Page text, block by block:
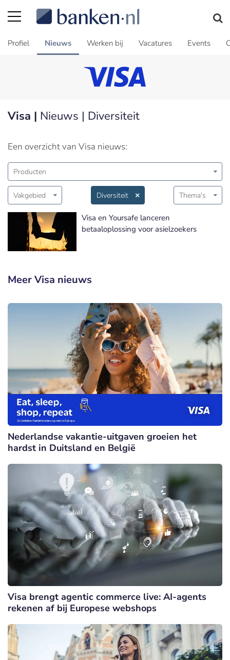
Profiel Nieuws Werken bij Vacatures Events
Visa | Nieuws | Diversiteit
Een overzicht van Visa nieuws:
Producten
Vakgebied Diversiteit Thema's
Visa en Yoursafe lanceren
betaaloplossing voor asielzoekers
Meer Visa nieuws
Nederlandse vakantie-uitgaven groeien het
hardst in Duitsland en België
Visa brengt agentic commerce live: AI-agents
rekenen af bij Europese webshops